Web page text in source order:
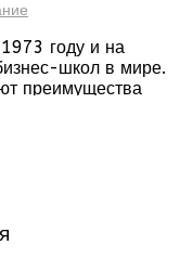
году и на
школ в мире.
преимущества
система обучения,
языке, что дает